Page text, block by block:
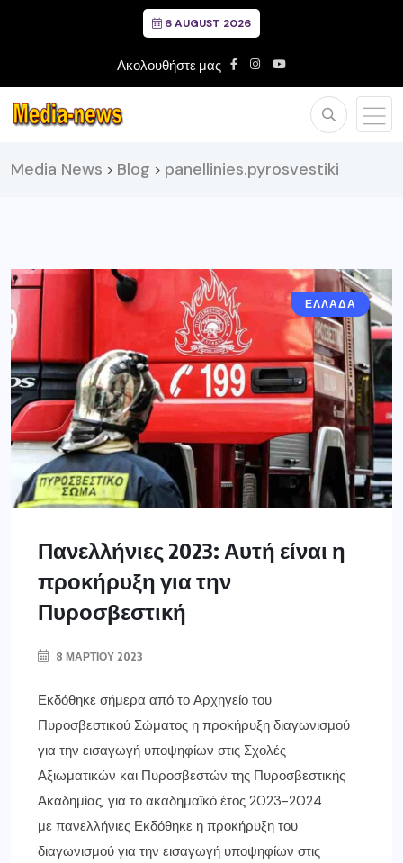
6 AUGUST 2026
Ακολουθήστε μας
Media News > Blog > panellinies.pyrosvestiki
ΕΛΛΑΔΑ
Πανελλήνιες 2023: Αυτή είναι η
προκήρυξη για την
Πυροσβεστική
8 ΜΑΡΤΊΟΥ 2023
Εκδόθηκε σήμερα από το Αρχηγείο του
Πυροσβεστικού Σώματος η προκήρυξη διαγωνισμού
για την εισαγωγή υποψηφίων στις Σχολές
Αξιωματικών και Πυροσβεστών της Πυροσβεστικής
Ακαδημίας, για το ακαδημαϊκό έτος 2023-2024
με πανελλήνιες Εκδόθηκε η προκήρυξη του
διαγωνισμού για την εισαγωγή υποψηφίων στις